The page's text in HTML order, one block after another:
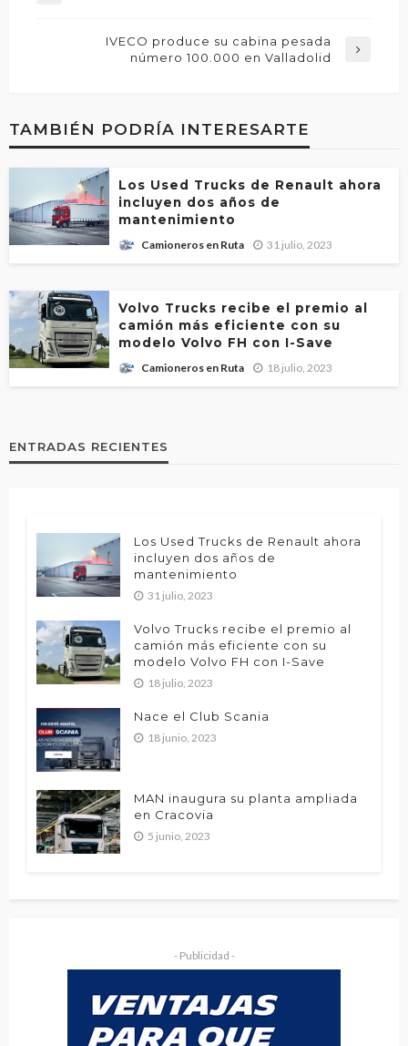
IVECO produce su cabina pesada
número 100.000 en Valladolid
TAMBIÉN PODRÍA INTERESARTE
Los Used Trucks de Renault ahora
incluyen dos años de
mantenimiento
Camioneros en Ruta 31 julio, 2023
Volvo Trucks recibe el premio al
camión más eficiente con su
modelo Volvo FH con I-Save
Camioneros en Ruta 18 julio, 2023
ENTRADAS RECIENTES
Los Used Trucks de Renault ahora
incluyen dos años de
mantenimiento
31 julio, 2023
Volvo Trucks recibe el premio al
camión más eficiente con su
modelo Volvo FH con I-Save
18 julio, 2023
Nace el Club Scania
18 junio, 2023
MAN inaugura su planta ampliada
en Cracovia
5 junio, 2023
- Publicidad -